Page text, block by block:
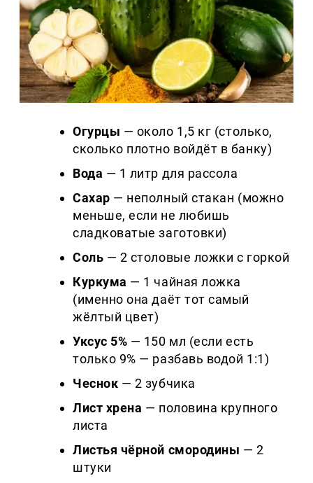
Огурцы — около 1,5 кг (столько,
сколько плотно войдёт в банку)
Вода — 1 литр для рассола
Сахар — неполный стакан (можно
меньше, если не любишь
сладковатые заготовки)
Соль — 2 столовые ложки с горкой
Куркума — 1 чайная ложка
(именно она даёт тот самый
жёлтый цвет)
Уксус 5% — 150 мл (если есть
только 9% — разбавь водой 1:1)
Чеснок — 2 зубчика
Лист хрена — половина крупного
листа
Листья чёрной смородины — 2
штуки